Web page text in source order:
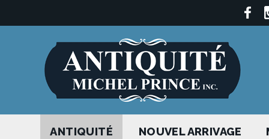
ANTIQUITÉ NOUVEL ARRIVAGE